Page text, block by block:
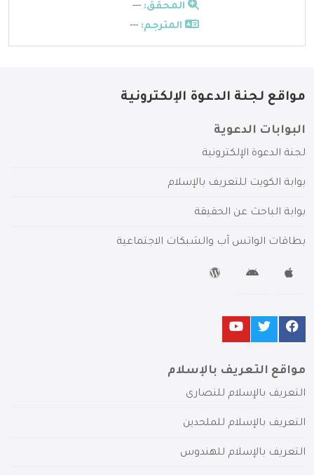
المحقق: ---
المترجم: ---
مواقع لجنة الدعوة الإلكترونية
البوابات الدعوية
لجنة الدعوة الإلكترونية
بوابة الكويت للتعريف بالإسلام
بوابة الباحث عن الحقيقة
بطاقات الواتس آب والشبكات الاجتماعية
مواقع التعريف بالإسلام
التعريف بالإسلام للنصارى
التعريف بالإسلام للملحدين
التعريف بالإسلام للهندوس